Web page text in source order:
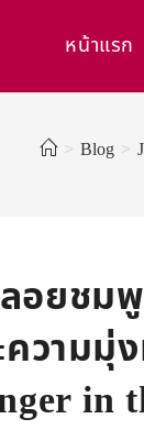
หน้าแรก
> Blog >
ลอยชม
วามมุ่
in